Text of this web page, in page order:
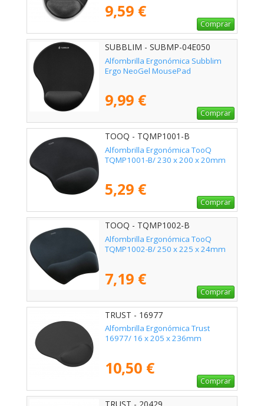
9,59 €
Comprar
SUBBLIM - SUBMP-04E050
Alfombrilla Ergonómica Subblim
Ergo NeoGel MousePad
9,99 €
Comprar
TOOQ - TQMP1001-B
Alfombrilla Ergonómica TooQ
TQMP1001-B/ 230 x 200 x 20mm
5,29 €
Comprar
TOOQ - TQMP1002-B
Alfombrilla Ergonómica TooQ
TQMP1002-B/ 250 x 225 x 24mm
7,19 €
Comprar
TRUST - 16977
Alfombrilla Ergonómica Trust
16977/ 16 x 205 x 236mm
10,50 €
Comprar
TRUST - 20429